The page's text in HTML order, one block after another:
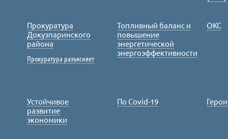
Прокуратура
Докузпаринского
района
Прокуратура разъясняет
Топливный баланс и
повышение
энергетической
энергоэффективности
ОКС
Устойчивое
развитие
экономики
По Covid-19